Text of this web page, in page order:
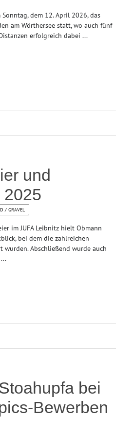
dem 12. April 2026, das
am Wörthersee statt, wo auch fünf
erfolgreich dabei ...
und
2025
/ GRAVEL
im JUFA Leibnitz hielt Obmann
bei dem die zahlreichen
Abschließend wurde auch
bei
Bewerben